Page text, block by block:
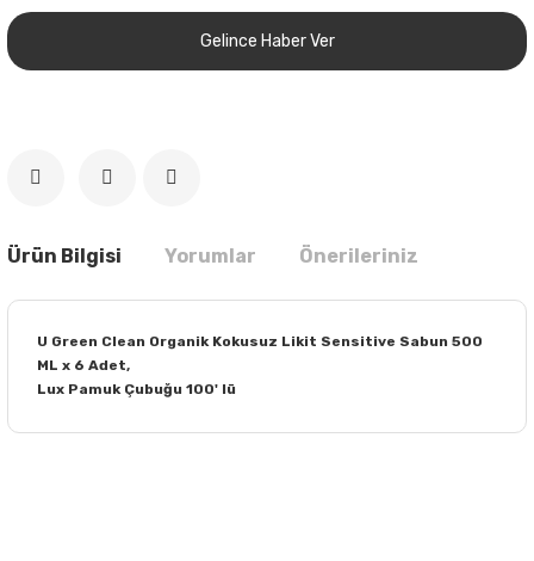
Gelince Haber Ver
Ürün Bilgisi Yorumlar Önerileriniz
U Green Clean Organik Kokusuz Likit Sensitive Sabun 500
ML x 6 Adet,
Lux Pamuk Çubuğu 100' lü